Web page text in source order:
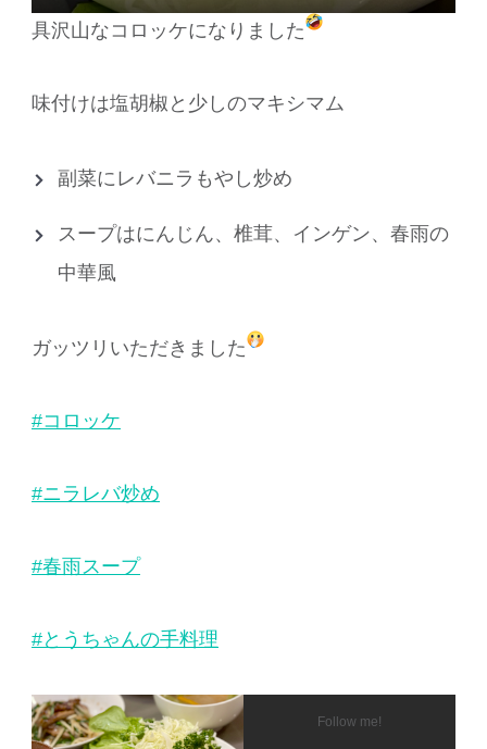
具沢山なコロッケになりました
味付けは塩胡椒と少しのマキシマム
副菜にレバニラもやし炒め
スープはにんじん、椎茸、インゲン、春雨の
中華風
ガッツリいただきました
#コロッケ
#ニラレバ炒め
#春雨スープ
#とうちゃんの手料理
Follow me!